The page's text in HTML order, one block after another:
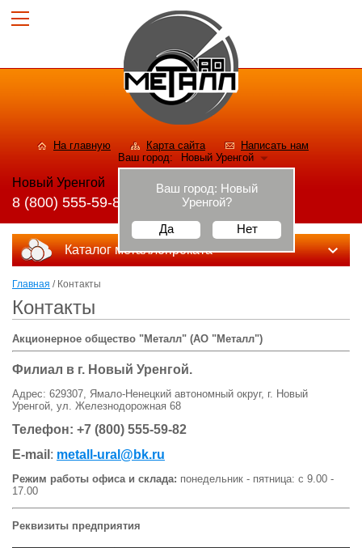
На главную Карта сайта
Написать нам
Ваш город:
Новый Уренгой
Ваш город: Новый
Уренгой?
Да
Нет
Новый Уренгой
8 (800) 555-59-82
Каталог металлопроката
Главная / Контакты
Контакты
Акционерное общество "Металл" (АО "Металл")
Филиал в г. Новый Уренгой.
Адрес: 629307, Ямало-Ненецкий автономный округ, г. Новый
Уренгой, ул. Железнодорожная 68
Телефон: +7 (800) 555-59-82
E-mail : metall-ural@bk.ru
Режим работы офиса и склада: понедельник - пятница: с 9.00 -
17.00
Реквизиты предприятия